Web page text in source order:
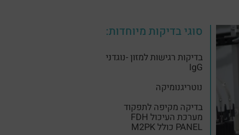
סוגי בדיקות מיוחדות:
בדיקות רגישות למזון -נוגדני
IgG
נוטריגנומיקה
בדיקה מקיפה לתפקוד
מערכת העיכול FDH
PANEL כולל M2PK